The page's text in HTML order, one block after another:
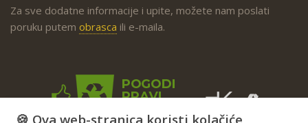
Za sve dodatne informacije i upite, možete nam poslati
poruku putem obrasca ili e-maila.
🍪 Ova web-stranica koristi kolačiće